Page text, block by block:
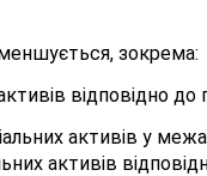
зокрема:
відповідно до
активів у
активів